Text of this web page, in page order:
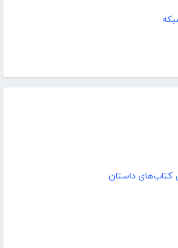
کتاب‌های داستان